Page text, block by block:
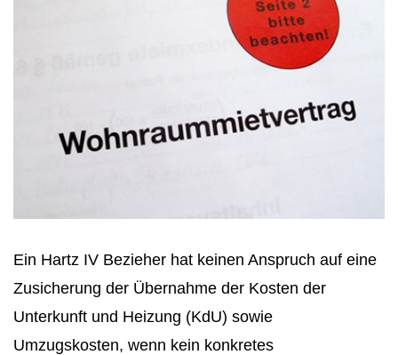
Ein Hartz IV Bezieher hat keinen Anspruch auf eine
Zusicherung der Übernahme der Kosten der
Unterkunft und Heizung (KdU) sowie
Umzugskosten, wenn kein konkretes